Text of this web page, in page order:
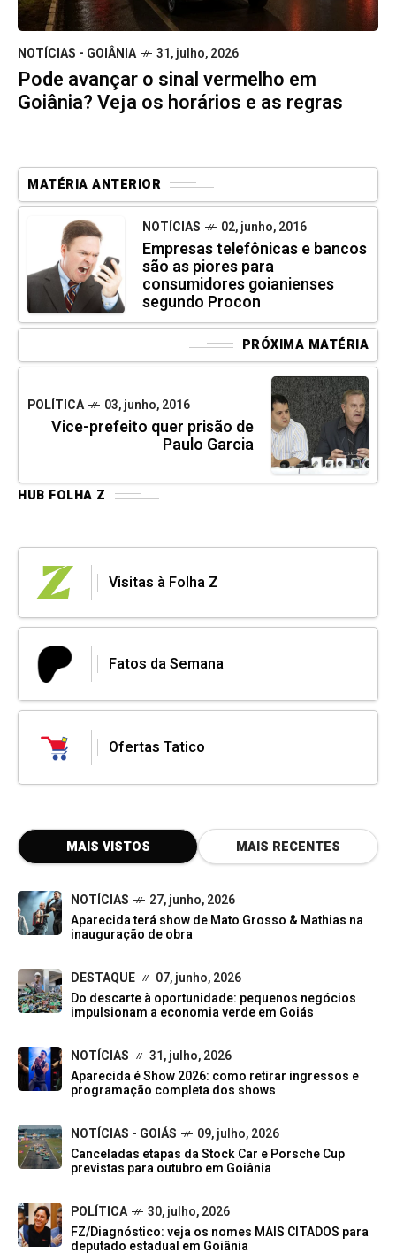
NOTÍCIAS - GOIÂNIA 31, julho, 2026
Pode avançar o sinal vermelho em
Goiânia? Veja os horários e as regras
MATÉRIA ANTERIOR
NOTÍCIAS 02, junho, 2016
Empresas telefônicas e bancos
são as piores para
consumidores goianienses
segundo Procon
PRÓXIMA MATÉRIA
POLÍTICA 03, junho, 2016
Vice-prefeito quer prisão de
Paulo Garcia
HUB FOLHA Z
Visitas à Folha Z
Fatos da Semana
Ofertas Tatico
MAIS VISTOS MAIS RECENTES
NOTÍCIAS
27, junho, 2026
Aparecida terá show de Mato Grosso & Mathias na
inauguração de obra
DESTAQUE
07, junho, 2026
Do descarte à oportunidade: pequenos negócios
impulsionam a economia verde em Goiás
NOTÍCIAS
31, julho, 2026
Aparecida é Show 2026: como retirar ingressos e
programação completa dos shows
NOTÍCIAS - GOIÁS
09, julho, 2026
Canceladas etapas da Stock Car e Porsche Cup
previstas para outubro em Goiânia
POLÍTICA
30, julho, 2026
FZ/Diagnóstico: veja os nomes MAIS CITADOS para
deputado estadual em Goiânia